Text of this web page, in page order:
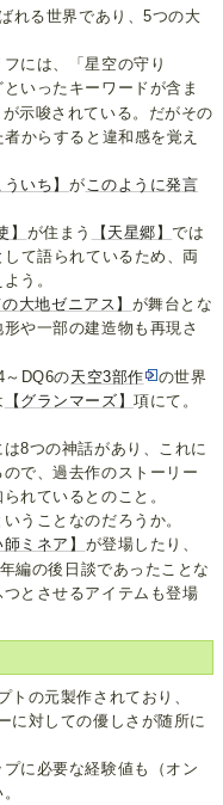
れる世界であり、5つの大
には、「星空の守り
いったキーワードが含ま
示唆されている。だがその
からすると違和感を覚え
いち】 が このように発言
】 が住まう 【天星郷】では
て語られているため、両
う。
の大地ゼニアス】 が舞台とな
や一部の建造物も再現さ
～DQ6の天空3部作
の世界
【グランマーズ】項にて。
8つの神話があり、これに
で、過去作のストーリー
れているとのこと。
うことなのだろうか。
師ミネア】 が登場したり、
編の後日談であったことな
とさせるアイテムも登場
の元製作されており、
に対しての優しさが随所に
に必要な経験値も（オン